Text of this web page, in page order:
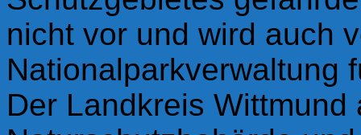
nicht vor und wird auch
Nationalparkverwaltung
Der Landkreis Wittmund